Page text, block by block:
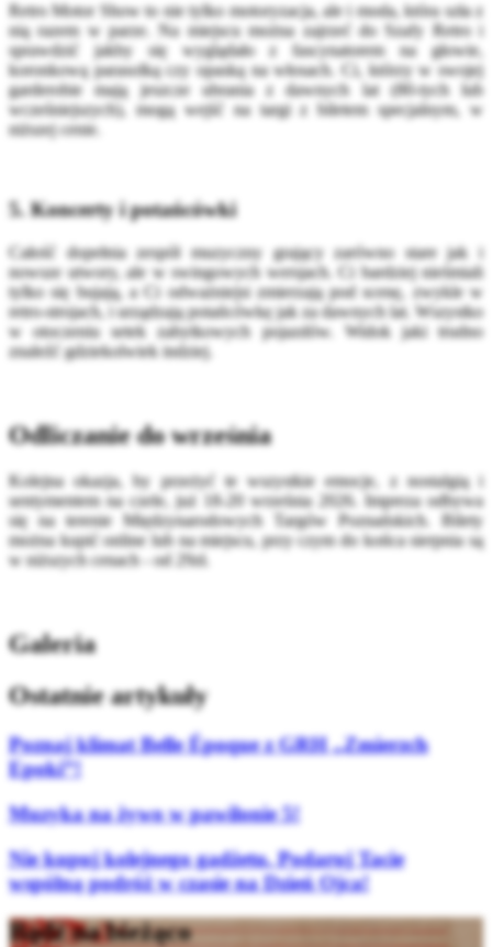
Retro Motor Show to nie tylko motoryzacja, ale i moda, która szła z
nią razem w parze. Na miejscu można zajrzeć do Szafy Retro i
sprawdzić jakby się wyglądało z fascynatorem na głowie,
koronkową parasolką czy opaską na włosach. Ci, którzy w swojej
garderobie mają jeszcze ubrania z dawnych lat (80-tych lub
wcześniejszych), mogą wejść na targi z biletem specjalnym, w
niższej cenie.
5. Koncerty i potańcówki
Całość dopełnia zespół muzyczny grający zarówno stare jak i
nowsze utwory, ale w swingowych wersjach. Ci bardziej nieśmiali
tylko się bujają, a Ci odważniejsi zmierzają pod scenę, zwykle w
retro-strojach, i urządzają potańcówkę jak za dawnych lat. Wszystko
w otoczeniu setek zabytkowych pojazdów. Widok jaki trudno
znaleźć gdziekolwiek indziej.
Odliczanie do września
Kolejna okazja, by przeżyć te wszystkie emocje, z nostalgią i
sentymentem na czele, już 18-20 września 2026. Impreza odbywa
się na terenie Międzynarodowych Targów Poznańskich. Bilety
można kupić online lub na miejscu, przy czym do końca sierpnia są
w niższych cenach - od 29zł.
Galeria
Ostatnie artykuły
Poznaj klimat Belle Époque z GRH „Zmierzch
Epoki”!
Muzyka na żywo w pawilonie 5!
Nie kupuj kolejnego gadżetu. Podaruj Tacie
wspólną podróż w czasie na Dzień Ojca!
Bądź na bieżąco